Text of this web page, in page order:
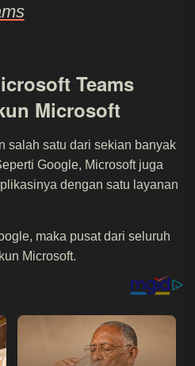
Teams
Microsoft
salah satu dari sekian banyak
Google, Microsoft juga
dengan satu layanan
maka pusat dari seluruh
Microsoft.